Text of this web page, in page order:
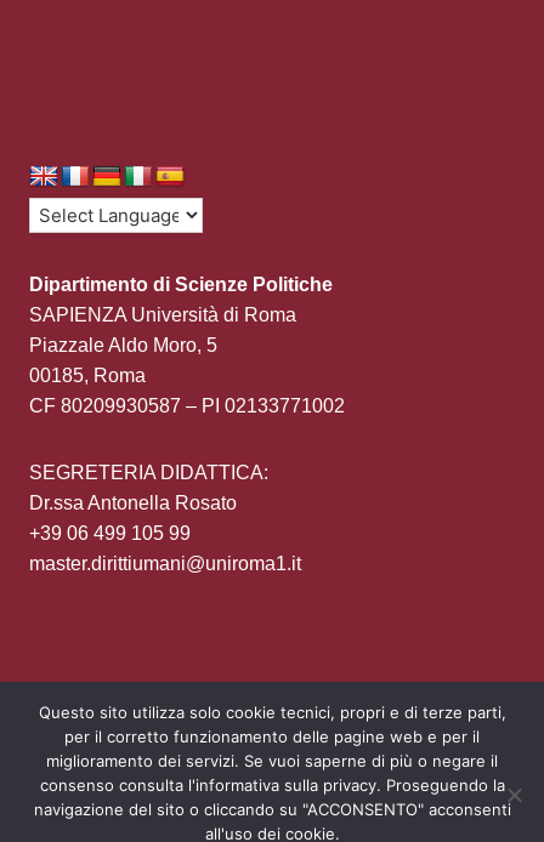
Dipartimento di Scienze Politiche
SAPIENZA Università di Roma
Piazzale Aldo Moro, 5
00185, Roma
CF 80209930587 – PI 02133771002
SEGRETERIA DIDATTICA:
Dr.ssa Antonella Rosato
+39 06 499 105 99
master.dirittiumani@uniroma1.it
Area Riservata Privacy policy Login
Questo sito utilizza solo cookie tecnici, propri e di terze parti,
per il corretto funzionamento delle pagine web e per il
miglioramento dei servizi. Se vuoi saperne di più o negare il
consenso consulta l'informativa sulla privacy. Proseguendo la
navigazione del sito o cliccando su "ACCONSENTO" acconsenti
all'uso dei cookie.